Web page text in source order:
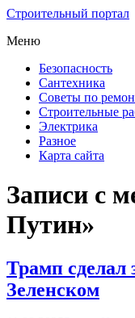
Строительный портал
Меню
Безопасность
Сантехника
Советы по
Строительные
Электрика
Разное
Карта сайта
Записи с
Путин»
Трамп сделал
Зеленском